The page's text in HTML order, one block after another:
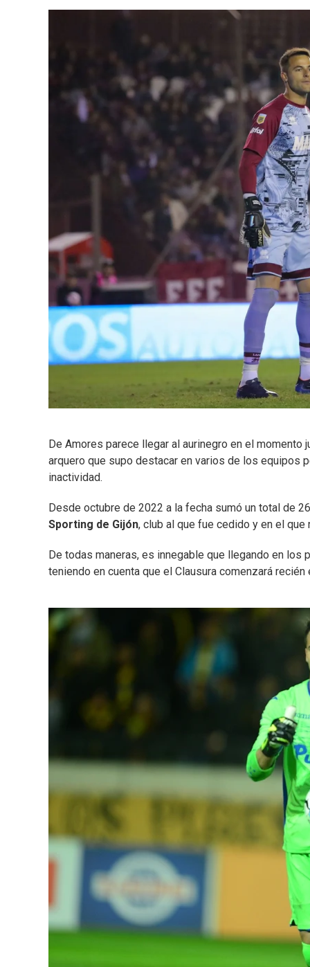
De Amores parece llegar al aurinegro en el
arquero que supo destacar en varios de los equipos
inactividad.
Desde octubre de 2022 a la fecha sumó un total de
Sporting de Gijón, club al que fue cedido y en el que
De todas maneras, es innegable que llegando en
teniendo en cuenta que el Clausura comenzará